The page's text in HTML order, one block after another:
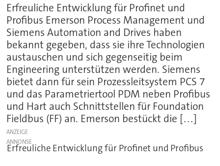
Erfreuliche Entwicklung für Profinet und
Profibus Emerson Process Management und
Siemens Automation and Drives haben
bekannt gegeben, dass sie ihre Technologien
austauschen und sich gegenseitig beim
Engineering unterstützen werden. Siemens
bietet dann für sein Prozessleitsystem PCS 7
und das Parametriertool PDM neben Profibus
und Hart auch Schnittstellen für Foundation
Fieldbus (FF) an. Emerson bestückt die […]
ANZEIGE
Erfreuliche Entwicklung für Profinet und Profibus